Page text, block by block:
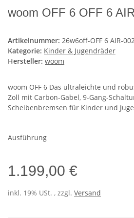
woom OFF 6 OFF 6 AIR
Artikelnummer: 26w6off-OFF 6 AIR-
Kategorie: Kinder & Jugendräder
Hersteller: woom
woom OFF 6 Das ultraleichte und
Zoll mit Carbon-Gabel, 9-Gang-
Scheibenbremsen für Kinder und
Ausführung
1.199,00 €
inkl. 19% USt. , zzgl. Versand